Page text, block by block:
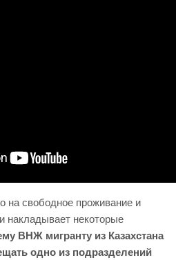
на свободное проживание и
накладывает некоторые
ВНЖ мигранту из Казахстана
одно из подразделений